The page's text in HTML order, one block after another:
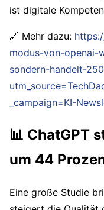
ist digitale
🔗 Mehr dazu:
modus-von-openai-
sondern-handelt-
_campaign=KI-
📊 ChatGPT
um 44
Eine große Studie